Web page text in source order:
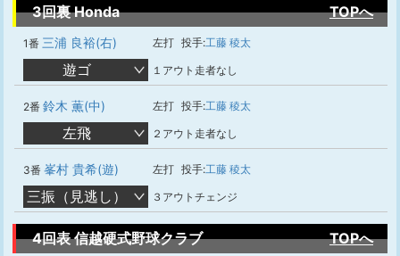
3回裏 Honda TOPへ
1番 三浦 良裕(右) 左打 投手:工藤 稜太
遊ゴ １アウト走者なし
2番 鈴木 薫(中) 左打 投手:工藤 稜太
左飛 ２アウト走者なし
3番 峯村 貴希(遊) 左打 投手:工藤 稜太
三振（見逃し） ３アウトチェンジ
4回表 信越硬式野球クラブ TOPへ